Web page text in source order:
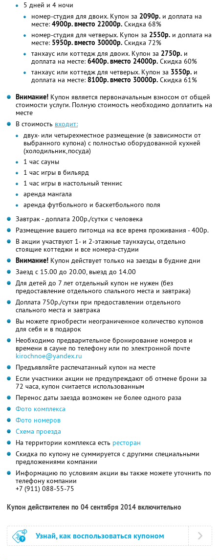
5 дней и 4 ночи
номер-студия для двоих. Купон за 2090р. и доплата на
месте: 4900р. вместо 22000р. Скидка 68%
номер-студия для четверых. Купон за 2550р. и доплата на
месте: 5950р. вместо 30000р. Скидка 72%
танхаус или коттедж для двоих. Купон за 2750р. и
доплата на месте: 6400р. вместо 24000р. Скидка 60%
танхаус или коттедж для четверых. Купон за 3550р. и
доплата на месте: 8100р. вместо 30000р. Скидка 61%
Внимание! Купон является первоначальным взносом от общей
стоимости услуги. Полную стоимость необходимо доплатить на
месте
В стоимость входит:
двух- или четырехместное размещение (в зависимости от
выбранного купона) с полностью оборудованной кухней
(холодильник,посуда)
1 час сауны
1 час игры в бильярд
1 час игры в настольный теннис
аренда мангала
аренда футбольного и баскетбольного поля
Завтрак - доплата 200р./сутки с человека
Размещение вашего питомца на все время проживания - 400р.
В акции участвуют 1- и 2-этажные таунхаусы, отдельно
стоящие коттеджи и все номера-студии
Внимание! Купон действует только на заезды в будние дни
Заезд с 15.00 до 20.00, выезд до 14.00
Для детей до 7 лет отдельный купон не нужен (без
предоставление отдельного спального места и завтрака)
Доплата 750р./сутки при предоставлении отдельного
спального места и завтрака
Вы можете приобрести неограниченное количество купонов
для себя и в подарок
Необходимо предварительное бронирование номеров и
времени в сауне по телефону или по электронной почте
kirochnoe@yandex.ru
Предъявляйте распечатанный купон на месте
Если участники акции не предупреждают об отмене брони за
72 часа, купон считается использованным
Перенос даты заезда возможен не более одного раза
Фото комплекса
Фото номеров
Схема проезда
На территории комплекса есть ресторан
Скидка по купону не суммируется с другими специальными
предложениями компании
Информацию по условиям акции вы также можете уточнить по
телефону компании
+7 (911) 088-55-75
Купон действителен по 04 сентября 2014 включительно
Узнай, как воспользоваться купоном